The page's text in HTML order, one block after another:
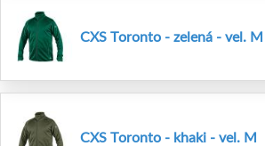
CXS Toronto - zelená - vel. M
CXS Toronto - khaki - vel. M